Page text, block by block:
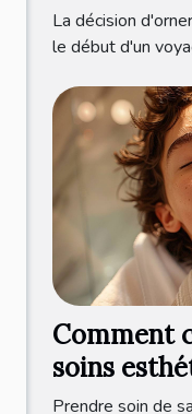
La décision
le début d'un
Comment
soins
besoins
Prendre soin de